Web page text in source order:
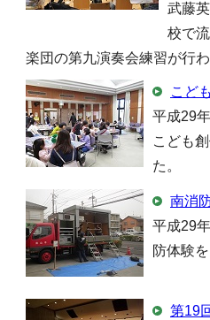
武藤
校で
楽団の第九演奏会練習が行わ
こど
平成29
こども
た。
南消
平成29
防体験
第19